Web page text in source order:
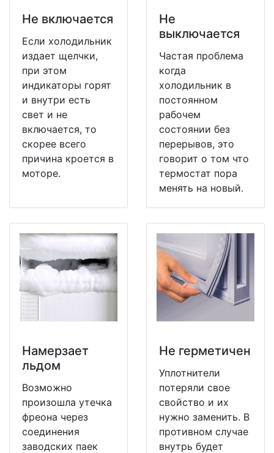
Не включается
Если холодильник
издает щелчки,
при этом
индикаторы горят
и внутри есть
свет и не
включается, то
скорее всего
причина кроется в
моторе.
Не
выключается
Частая проблема
когда
холодильник в
постоянном
рабочем
состоянии без
перерывов, это
говорит о том что
термостат пора
менять на новый.
Намерзает
льдом
Возможно
произошла утечка
фреона через
соединения
заводских паек
Не герметичен
Уплотнители
потеряли свое
свойство и их
нужно заменить. В
противном случае
внутрь будет